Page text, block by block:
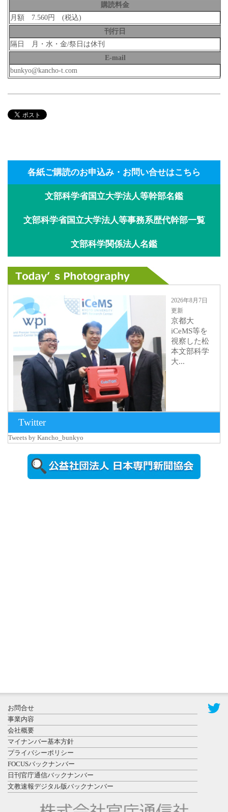
購読料金
月額 7.560円 (税込)
刊行日
隔日 月・水・金/祭日は休刊
E-mail
bunkyo@kancho-t.com
各紙ご購読のお申込み・お問い合せはこちら
文部科学省国立大学法人等幹部名鑑
文部科学省国立大学法人等事務系歴代幹部一覧
文部科学関係法人名鑑
2026年8月7日
更新
京都大
iCeMS等を
視察した松
本文部科学
大...
2026年8月5日
更新
農工大で大
登録有形文
化財となっ
た東北大植
物園八...
Twitter
Tweets by Kancho_bunkyo
お問合せ
事業内容
会社概要
マイナンバー基本方針
プライバシーポリシー
FOCUSバックナンバー
日刊官庁通信バックナンバー
文教速報デジタル版バックナンバー